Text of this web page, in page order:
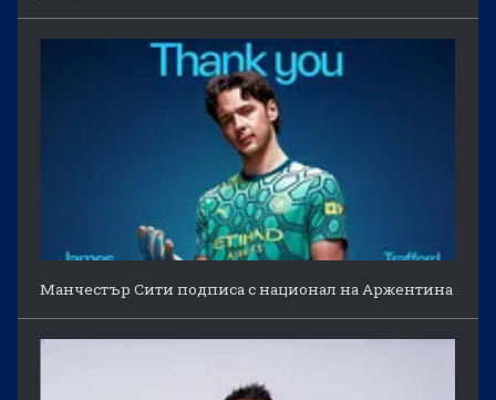
Манчестър Сити подписа с национал на Аржентина